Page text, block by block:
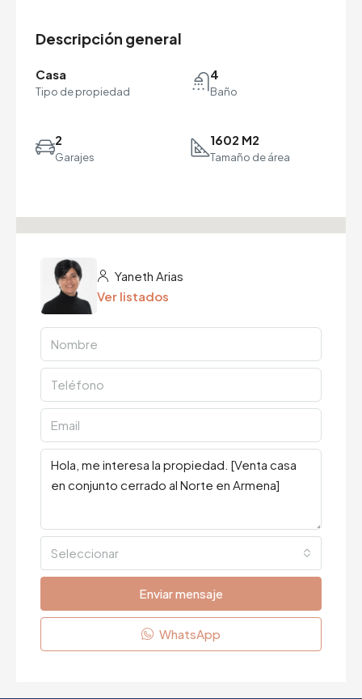
Descripción general
Casa
Tipo de propiedad
4
Baño
2
Garajes
1602 M2
Tamaño de área
Yaneth Arias
Ver listados
Seleccionar
Enviar mensaje
WhatsApp